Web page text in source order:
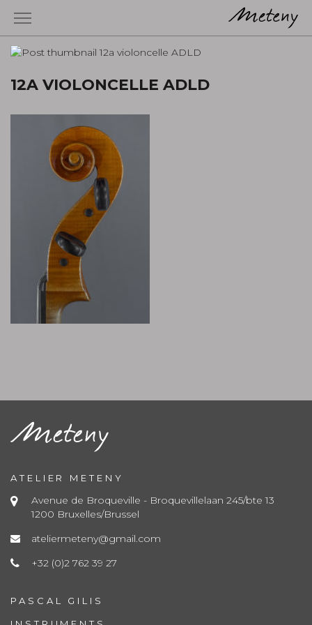
12A VIOLONCELLE ADLD
ATELIER METENY
Avenue de Broqueville - Broquevillelaan 245/bte 13
1200 Bruxelles/Brussel
ateliermeteny@gmail.com
+32 (0)2 762 39 27
PASCAL GILIS